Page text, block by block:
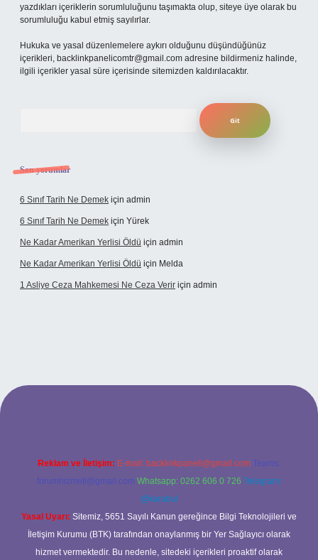
yazdıkları içeriklerin sorumluluğunu taşımakta olup, siteye üye olarak bu
sorumluluğu kabul etmiş sayılırlar.
Hukuka ve yasal düzenlemelere aykırı olduğunu düşündüğünüz
içerikleri, backlinkpanelicomtr@gmail.com adresine bildirmeniz halinde,
ilgili içerikler yasal süre içerisinde sitemizden kaldırılacaktır.
Son yorumlar
6 Sınıf Tarih Ne Demek için admin
6 Sınıf Tarih Ne Demek için Yürek
Ne Kadar Amerikan Yerlisi Öldü için admin
Ne Kadar Amerikan Yerlisi Öldü için Melda
1 Asliye Ceza Mahkemesi Ne Ceza Verir için admin
Reklam ve İletişim: E-mail: backlinkpaneli@gmail.com Teams:
forumhizmeti@gmail.com Whatsapp: 0262 606 0 726 Telegram:
@karabul
Yasal Uyarı: Sitemiz, 5651 Sayılı Kanun gereğince Bilgi Teknolojileri ve
İletişim Kurumu (BTK) tarafından onaylanmış bir Yer Sağlayıcı olarak
hizmet vermektedir. Bu nedenle, sitedeki içerikleri proaktif olarak